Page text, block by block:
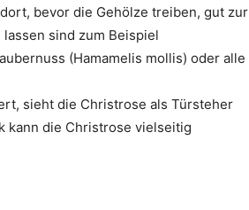
bevor die Gehölze treiben, gut zur
sind zum Beispiel
(Hamamelis mollis) oder alle
sieht die Christrose als Türsteher
kann die Christrose vielseitig